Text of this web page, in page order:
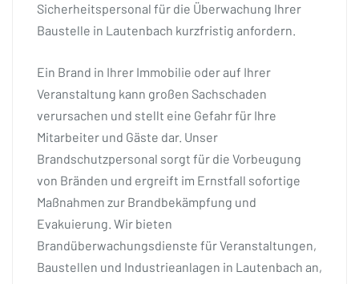
Sicherheitspersonal für die Überwachung Ihrer
Baustelle in Lautenbach kurzfristig anfordern.
Ein Brand in Ihrer Immobilie oder auf Ihrer
Veranstaltung kann großen Sachschaden
verursachen und stellt eine Gefahr für Ihre
Mitarbeiter und Gäste dar. Unser
Brandschutzpersonal sorgt für die Vorbeugung
von Bränden und ergreift im Ernstfall sofortige
Maßnahmen zur Brandbekämpfung und
Evakuierung. Wir bieten
Brandüberwachungsdienste für Veranstaltungen,
Baustellen und Industrieanlagen in Lautenbach an,